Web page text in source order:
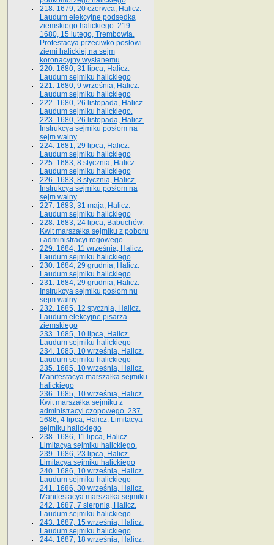
218. 1679, 20 czerwca, Halicz.
Laudum elekcyjne podsędka
ziemskiego halickiego. 219.
1680, 15 lutego, Trembowla.
Protestacya przeciwko posłowi
ziemi halickiej na sejm
koronacyjny wysłanemu
220. 1680, 31 lipca, Halicz.
Laudum sejmiku halickiego
221. 1680, 9 września, Halicz.
Laudum sejmiku halickiego
222. 1680, 26 listopada, Halicz.
Laudum sejmiku halickiego.
223. 1680, 26 listopada, Halicz.
Instrukcya sejmiku posłom na
sejm walny
224. 1681, 29 lipca, Halicz.
Laudum sejmiku halickiego
225. 1683, 8 stycznia, Halicz.
Laudum sejmiku halickiego
226. 1683, 8 stycznia, Halicz.
Instrukcya sejmiku posłom na
sejm walny
227. 1683, 31 maja, Halicz.
Laudum sejmiku halickiego
228. 1683, 24 lipca, Babuchów.
Kwit marszałka sejmiku z poboru
i administracyi rogowego
229. 1684, 11 września, Halicz.
Laudum sejmiku halickiego
230. 1684, 29 grudnia, Halicz.
Laudum sejmiku halickiego
231. 1684, 29 grudnia, Halicz.
Instrukcya sejmiku posłom nu
sejm walny
232. 1685, 12 stycznia, Halicz.
Laudum elekcyjne pisarza
ziemskiego
233. 1685, 10 lipca, Halicz.
Laudum sejmiku halickiego
234. 1685, 10 września, Halicz.
Laudum sejmiku halickiego
235. 1685, 10 września, Halicz.
Manifestacya marszałka sejmiku
halickiego
236. 1685, 10 września, Halicz.
Kwit marszałka sejmiku z
administracyi czopowego. 237.
1686, 4 lipca, Halicz. Limitacya
sejmiku halickiego
238. 1686, 11 lipca, Halicz.
Limitacya sejmiku halickiego.
239. 1686, 23 lipca, Halicz.
Limitacya sejmiku halickiego
240. 1686, 10 września, Halicz.
Laudum sejmiku halickiego
241. 1686, 30 września, Halicz.
Manifestacya marszałka sejmiku
242. 1687, 7 sierpnia, Halicz.
Laudum sejmiku halickiego
243. 1687, 15 września, Halicz.
Laudum sejmiku halickiego
244. 1687, 18 września, Halicz.